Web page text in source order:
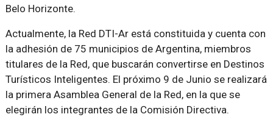
Belo Horizonte.
Actualmente, la Red DTI-Ar está constituida y cuenta con
la adhesión de 75 municipios de Argentina, miembros
titulares de la Red, que buscarán convertirse en Destinos
Turísticos Inteligentes. El próximo 9 de Junio se realizará
la primera Asamblea General de la Red, en la que se
elegirán los integrantes de la Comisión Directiva.